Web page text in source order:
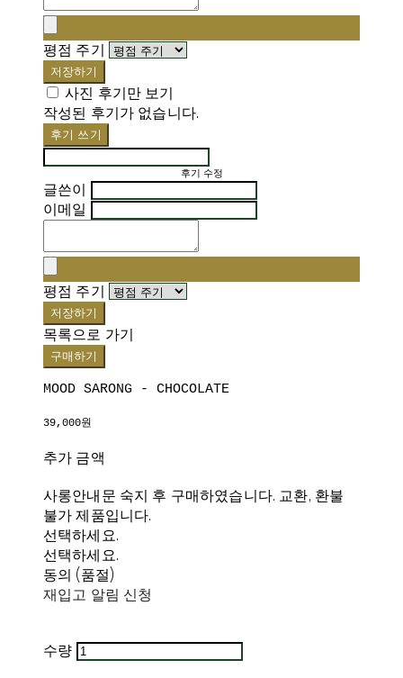
평점 주기
저장하기
사진 후기만 보기
작성된 후기가 없습니다.
후기 쓰기
후기 수정
글쓴이
이메일
평점 주기
저장하기
목록으로 가기
구매하기
MOOD SARONG - CHOCOLATE
39,000원
추가 금액
사롱안내문 숙지 후 구매하였습니다. 교환, 환불
불가 제품입니다.
선택하세요.
선택하세요.
동의 (품절)
재입고 알림 신청
수량